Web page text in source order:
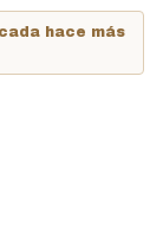
hace más